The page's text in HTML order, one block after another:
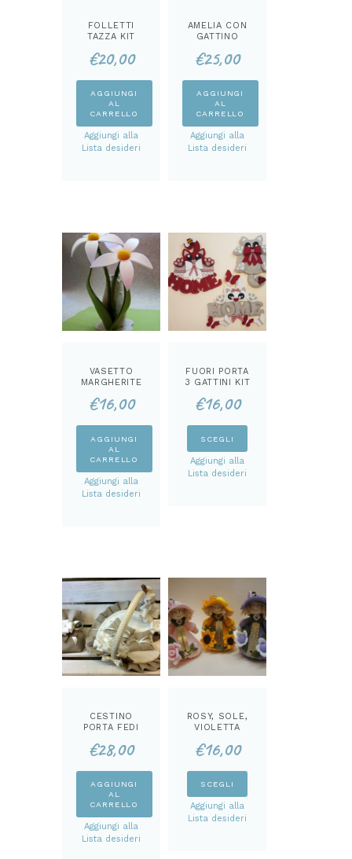
FOLLETTI
TAZZA KIT
€20,00
AGGIUNGI
AL
CARRELLO
Aggiungi alla
Lista desideri
AMELIA CON
GATTINO
KIT
€25,00
AGGIUNGI
AL
CARRELLO
Aggiungi alla
Lista desideri
VASETTO
MARGHERITE
€16,00
AGGIUNGI
AL
CARRELLO
Aggiungi alla
Lista desideri
FUORI PORTA
3 GATTINI KIT
€16,00
SCEGLI
scelte
nella
pagina
del
prodotto
Aggiungi alla
Lista desideri
CESTINO
PORTA FEDI
€28,00
AGGIUNGI
AL
CARRELLO
Aggiungi alla
Lista desideri
ROSY, SOLE,
VIOLETTA
TEMPERATURA
€16,00
SCEGLI
Aggiungi alla
Lista desideri